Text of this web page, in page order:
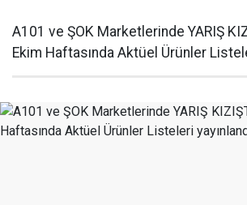
A101 ve ŞOK Marketlerinde YARIŞ
Ekim Haftasında Aktüel Ürünler